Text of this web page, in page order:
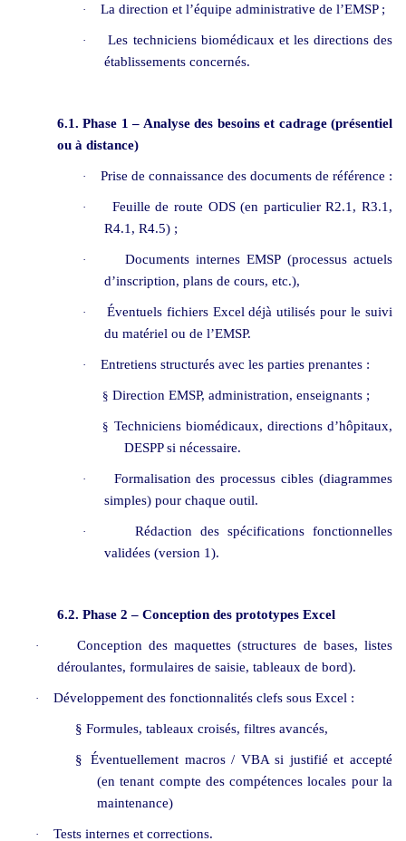
· La direction et l’équipe administrative de l’EMSP ;
·
Les techniciens biomédicaux et les directions des
établissements concernés.
6.1. Phase 1 – Analyse des besoins et cadrage (présentiel
ou à distance)
· Prise de connaissance des documents de référence :
·
Feuille de route ODS (en particulier R2.1, R3.1,
R4.1, R4.5) ;
·
Documents internes EMSP (processus actuels
d’inscription, plans de cours, etc.),
·
Éventuels fichiers Excel déjà utilisés pour le suivi
du matériel ou de l’EMSP.
· Entretiens structurés avec les parties prenantes :
§ Direction EMSP, administration, enseignants ;
§ Techniciens biomédicaux, directions d’hôpitaux,
DESPP si nécessaire.
·
Formalisation des processus cibles (diagrammes
simples) pour chaque outil.
·
Rédaction des spécifications fonctionnelles
validées (version 1).
6.2. Phase 2 – Conception des prototypes Excel
·
Conception des maquettes (structures de bases, listes
déroulantes, formulaires de saisie, tableaux de bord).
· Développement des fonctionnalités clefs sous Excel :
§ Formules, tableaux croisés, filtres avancés,
§
Éventuellement macros / VBA si justifié et accepté
(en tenant compte des compétences locales pour la
maintenance)
· Tests internes et corrections.